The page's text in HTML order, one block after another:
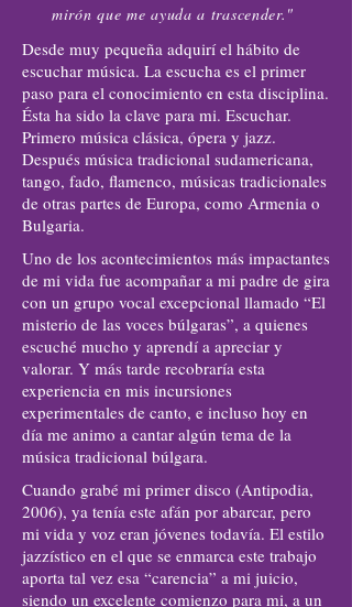
mirón que me ayuda a trascender."
Desde muy pequeña adquirí el hábito de
escuchar música. La escucha es el primer
paso para el conocimiento en esta disciplina.
Ésta ha sido la clave para mi. Escuchar.
Primero música clásica, ópera y jazz.
Después música tradicional sudamericana,
tango, fado, flamenco, músicas tradicionales
de otras partes de Europa, como Armenia o
Bulgaria.
Uno de los acontecimientos más impactantes
de mi vida fue acompañar a mi padre de gira
con un grupo vocal excepcional llamado “El
misterio de las voces búlgaras”, a quienes
escuché mucho y aprendí a apreciar y
valorar. Y más tarde recobraría esta
experiencia en mis incursiones
experimentales de canto, e incluso hoy en
día me animo a cantar algún tema de la
música tradicional búlgara.
Cuando grabé mi primer disco (Antipodia,
2006), ya tenía este afán por abarcar, pero
mi vida y voz eran jóvenes todavía. El estilo
jazzístico en el que se enmarca este trabajo
aporta tal vez esa “carencia” a mi juicio,
siendo un excelente comienzo para mi, a un